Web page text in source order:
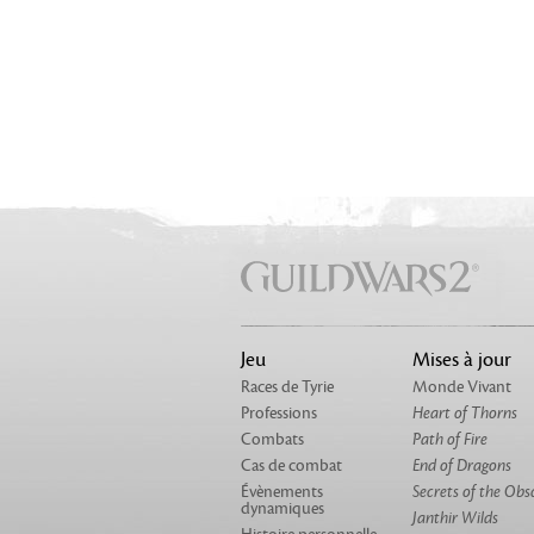
Jeu
Races de Tyrie
Professions
Combats
Cas de combat
Évènements
dynamiques
Mises à jour
Monde Vivant
Heart of Thorns
Path of Fire
End of Dragons
Secrets of the
Janthir Wilds